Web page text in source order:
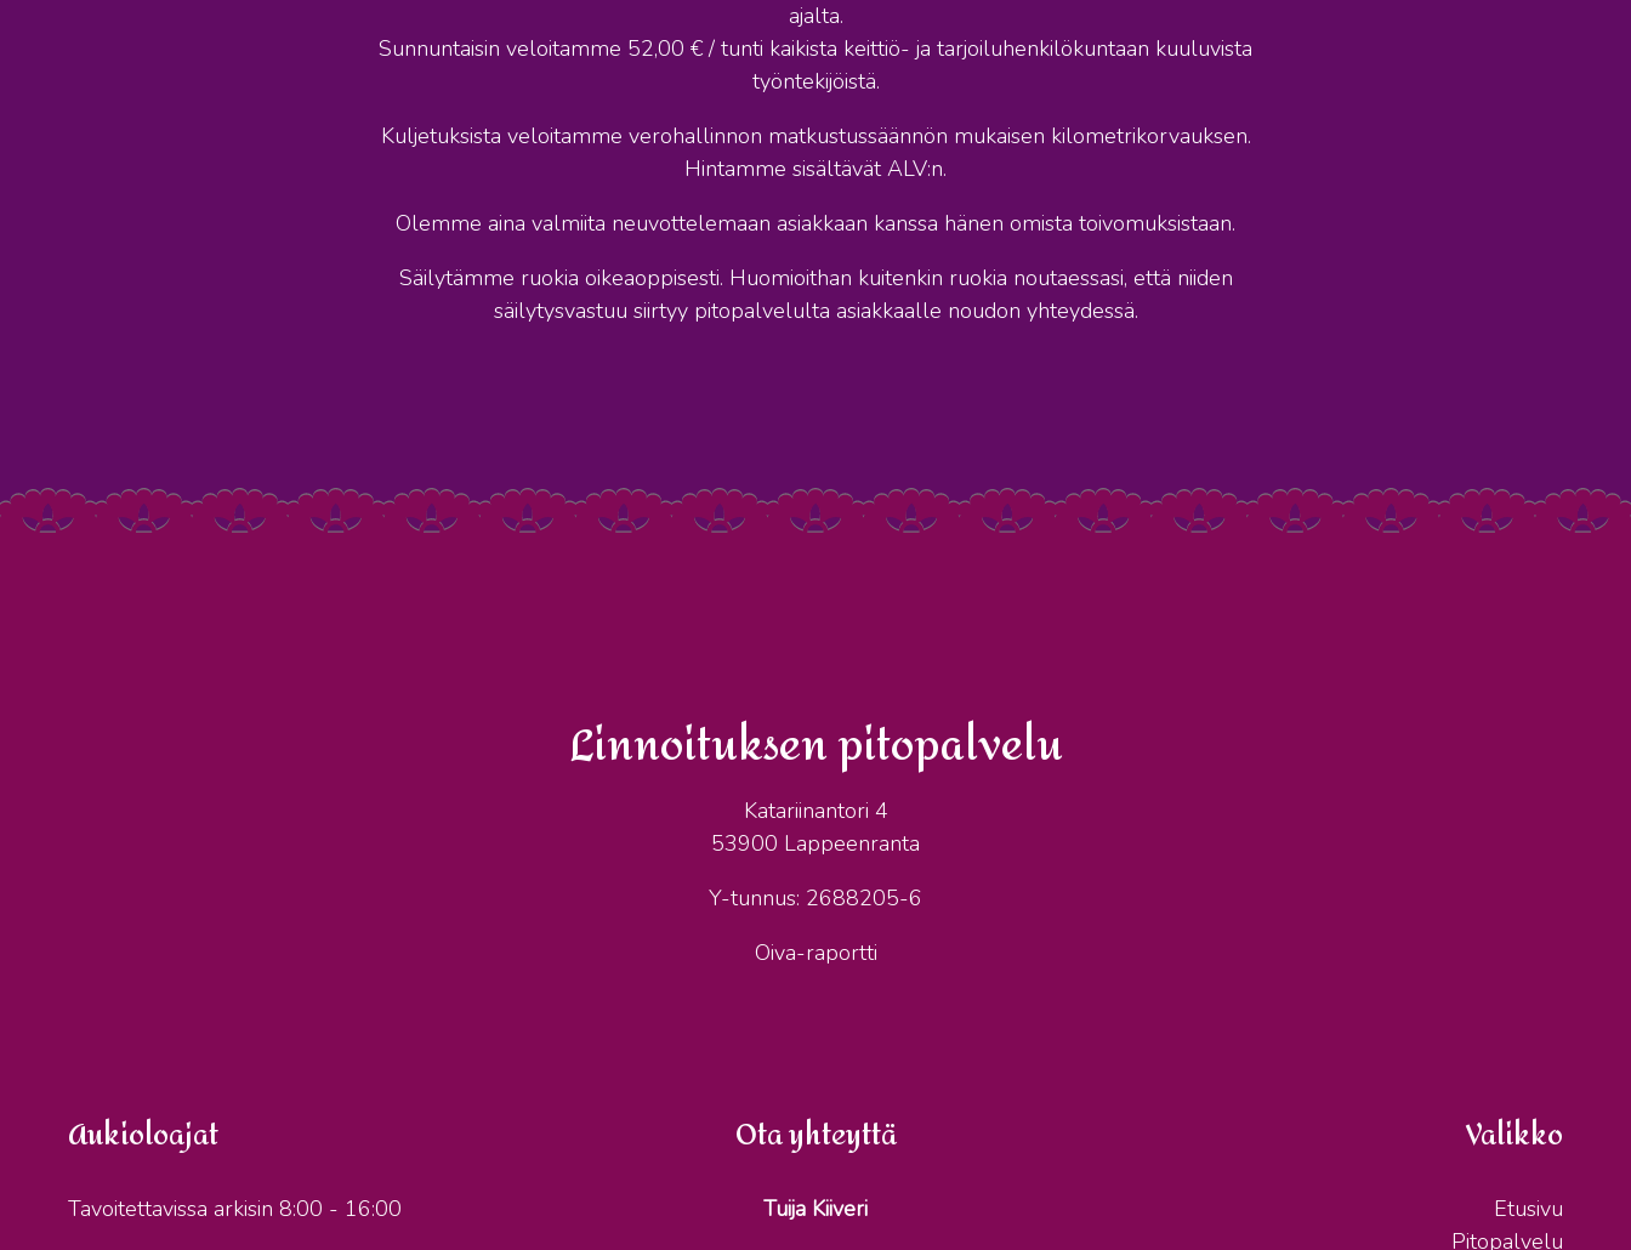
ajalta.
Sunnuntaisin veloitamme 52,00 € / tunti kaikista keittiö- ja tarjoiluhenkilökuntaan kuuluvista
työntekijöistä.
Kuljetuksista veloitamme verohallinnon matkustussäännön mukaisen kilometrikorvauksen.
Hintamme sisältävät ALV:n.
Olemme aina valmiita neuvottelemaan asiakkaan kanssa hänen omista toivomuksistaan.
Säilytämme ruokia oikeaoppisesti. Huomioithan kuitenkin ruokia noutaessasi, että niiden
säilytysvastuu siirtyy pitopalvelulta asiakkaalle noudon yhteydessä.
Linnoituksen pitopalvelu
Katariinantori 4
53900 Lappeenranta
Y-tunnus: 2688205-6
Oiva-raportti
Aukioloajat
Tavoitettavissa arkisin 8:00 - 16:00
Ota yhteyttä
Tuija Kiiveri
Valikko
Etusivu
Pitopalvelu